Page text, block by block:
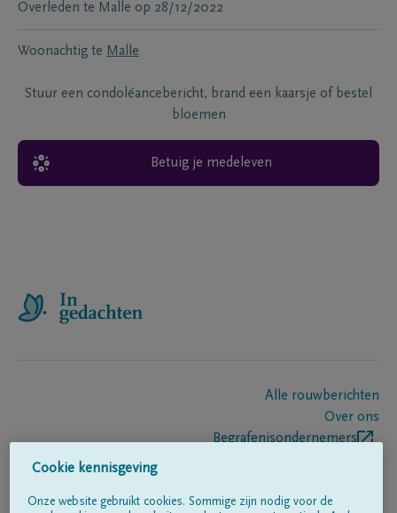
Overleden te Malle op 28/12/2022
Woonachtig te Malle
Stuur een condoléancebericht, brand een kaarsje of bestel
bloemen
Betuig je medeleven
Alle rouwberichten
Over ons
Begrafenisondernemers
Cookie kennisgeving
Onze website gebruikt cookies. Sommige zijn nodig voor de